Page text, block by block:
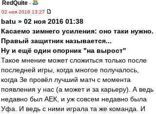
RedQuite -
02 ноя 2016 13:27
batu » 02 ноя 2016 01:38
Касаемо зимнего усиления: оно таки нужно.
Правый защитник называется...
Ну и ещё один опорник "на вырост"
Такое мнение может сложиться только после
последней игры, когда многое получалось,
когда Зе провёл лучший матч с момента
появления у нас (а может и за карьеру). А ведь
недавно был АЕК, и уж совсем недавно была
Уфа. И ведь с ними играла та же команда. И